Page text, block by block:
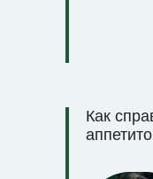
Как